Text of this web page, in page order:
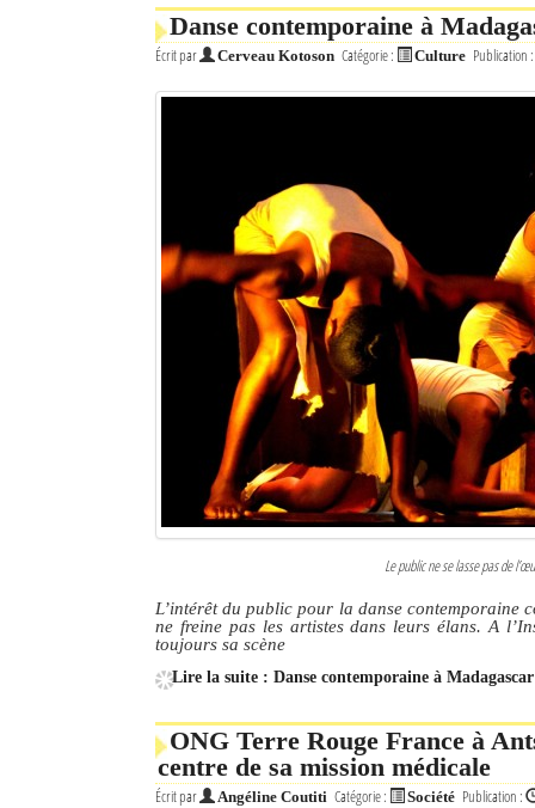
Danse contemporaine à
Écrit par Cerveau Kotoson Catégorie : Culture Publication :
Le public ne se lasse pas de
L’intérêt du public pour la danse contemporaine
ne freine pas les artistes dans leurs élans. A
toujours sa scène
Lire la suite : Danse contemporaine à
ONG Terre Rouge France à
centre de sa mission médicale
Écrit par Angéline Coutiti Catégorie : Société Publication :